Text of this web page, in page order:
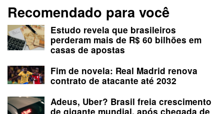
Recomendado para você
Estudo revela que brasileiros
perderam mais de R$ 60 bilhões em
casas de apostas
Fim de novela: Real Madrid renova
contrato de atacante até 2032
Adeus, Uber? Brasil freia crescimento
de gigante mundial, após chegada de